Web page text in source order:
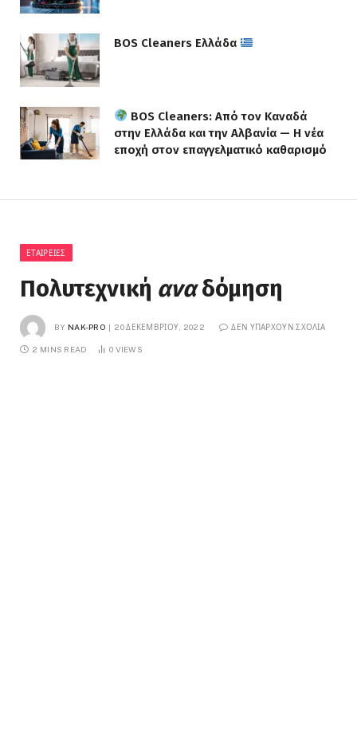
BOS Cleaners Ελλάδα
BOS Cleaners: Από τον Καναδά
στην Ελλάδα και την Αλβανία — Η νέα
εποχή στον επαγγελματικό καθαρισμό
ΕΤΑΙΡΕΊΕΣ
Πολυτεχνική αναδόμηση
BY NAK-PRO 20 ΔΕΚΕΜΒΡΊΟΥ, 2022 ΔΕΝ ΥΠΆΡΧΟΥΝ ΣΧΌΛΙΑ
2 MINS READ 0 VIEWS